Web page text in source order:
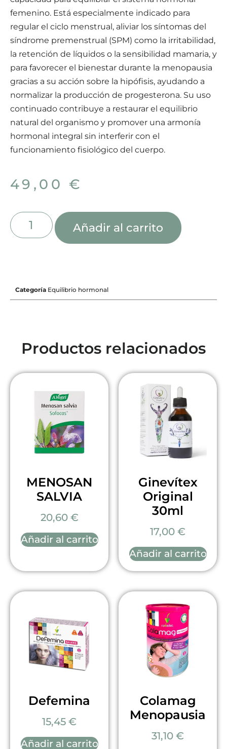
femenino. Está especialmente indicado para
regular el ciclo menstrual, aliviar los síntomas del
síndrome premenstrual (SPM) como la irritabilidad,
la retención de líquidos o la sensibilidad mamaria, y
para favorecer el bienestar durante la menopausia
gracias a su acción sobre la hipófisis, ayudando a
normalizar la producción de progesterona. Su uso
continuado contribuye a restaurar el equilibrio
natural del organismo y promover una armonía
hormonal integral sin interferir con el
funcionamiento fisiológico del cuerpo.
49,00€
Añadir al carrito
Categoría Equilibrio hormonal
Productos relacionados
MENOSAN
SALVIA
20,60 €
Añadir al carrito
Ginevítex
Original
30ml
17,00 €
Añadir al carrito
Defemina
15,45 €
Añadir al carrito
Colamag
Menopausia
31,10 €